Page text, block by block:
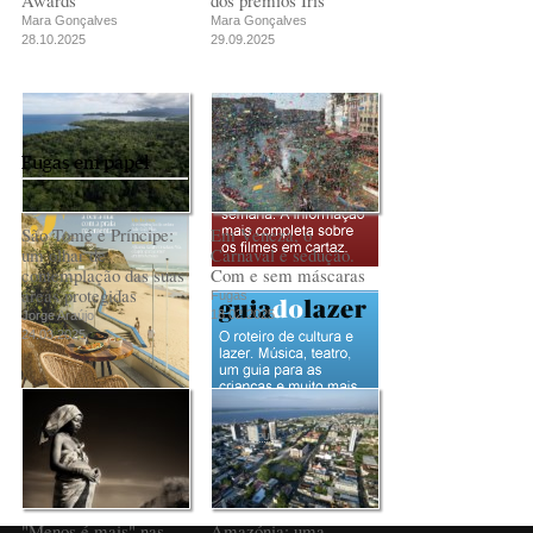
Mara Gonçalves
28.10.2025
Mara Gonçalves
29.09.2025
São Tomé e Príncipe:
um olhar de
contemplação das suas
áreas protegidas
Jorge Araújo
24.03.2025
Em Veneza, o
Carnaval é sedução.
Com e sem máscaras
Fugas
18.02.2025
Fugas em papel
PUB